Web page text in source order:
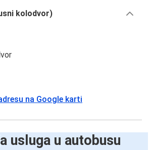
kolodvor)
na Google karti
usluga u autobusu